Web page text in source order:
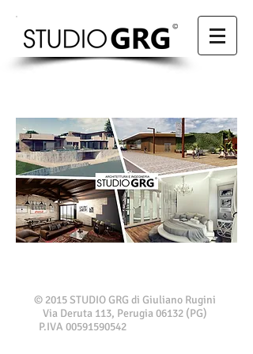
​© 2015 STUDIO GRG di Giuliano Rugini
Via Deruta 113, Perugia 06132 (PG)
P.IVA 00591590542